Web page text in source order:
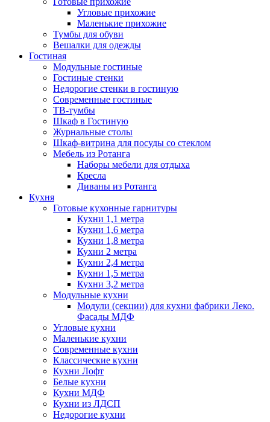
Угловые прихожие
Маленькие прихожие
Тумбы для обуви
Вешалки для одежды
Гостиная
Модульные гостиные
Гостиные стенки
Недорогие стенки в гостиную
Современные гостиные
ТВ-тумбы
Шкаф в Гостиную
Журнальные столы
Шкаф-витрина для посуды со стеклом
Мебель из Ротанга
Наборы мебели для отдыха
Кресла
Диваны из Ротанга
Кухня
Готовые кухонные гарнитуры
Кухни 1,1 метра
Кухни 1,6 метра
Кухни 1,8 метра
Кухни 2 метра
Кухни 2,4 метра
Кухни 1,5 метра
Кухни 3,2 метра
Модульные кухни
Модули (секции) для кухни фабрики Леко.
Фасады МДФ
Угловые кухни
Маленькие кухни
Современные кухни
Классические кухни
Кухни Лофт
Белые кухни
Кухни МДФ
Кухни из ЛДСП
Недорогие кухни